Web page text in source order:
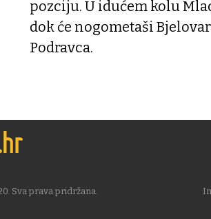
pozciju. U idućem kolu
dok će nogometaši
Podravca.
Sva prava pridržana.